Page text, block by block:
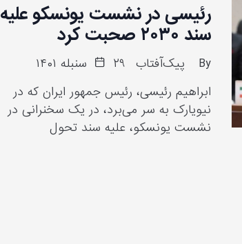
رئیسی در نشست یونسکو علیه
سند ۲۰۳۰ صحبت کرد
By پیک‌آفتاب ۲۹ سنبله ۱۴۰۱
ابراهیم رئیسی، رئیس جمهور ایران که در
نیویارک به سر می‌برد، در یک سخنرانی در
نشست یونسکو، علیه سند تحول